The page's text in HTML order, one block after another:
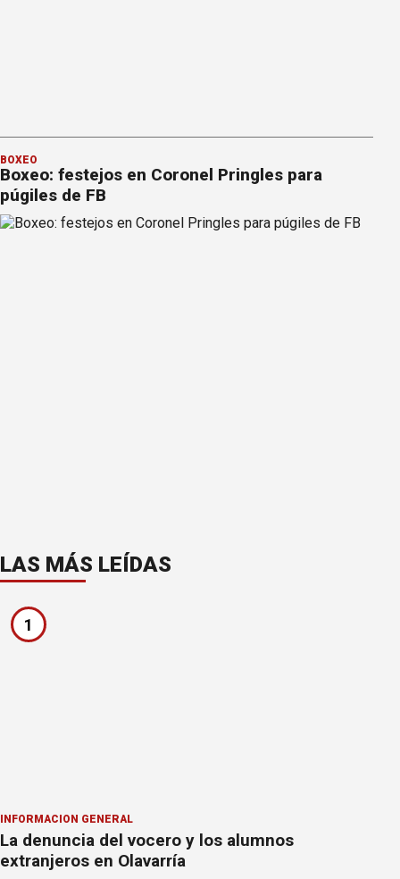
BOXEO
Boxeo: festejos en Coronel Pringles para
púgiles de FB
LAS MÁS LEÍDAS
1
INFORMACION GENERAL
La denuncia del vocero y los alumnos
extranjeros en Olavarría